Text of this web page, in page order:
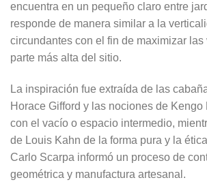
encuentra en un pequeño claro entre
responde de manera similar a la
circundantes con el fin de maximizar
parte más alta del sitio.
La inspiración fue extraída de las
Horace Gifford y las nociones de Kengo
con el vacío o espacio intermedio,
de Louis Kahn de la forma pura y la
Carlo Scarpa informó un proceso de
geométrica y manufactura artesanal.